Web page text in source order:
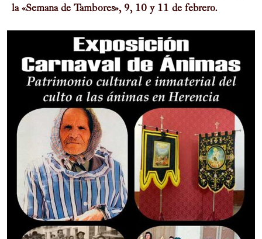
la «Semana de Tambores», 9, 10 y 11 de febrero.